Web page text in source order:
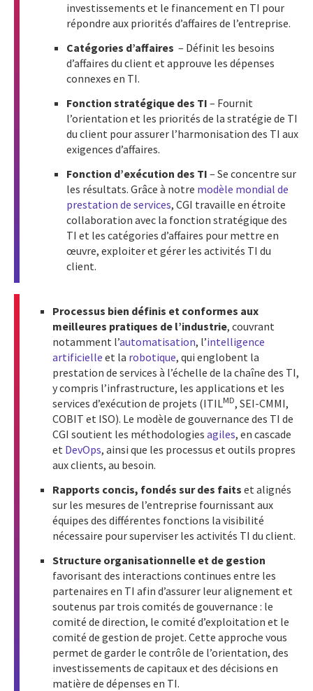
investissements et le financement en TI pour
répondre aux priorités d’affaires de l’entreprise.
Catégories d’affaires – Définit les besoins
d’affaires du client et approuve les dépenses
connexes en TI.
Fonction stratégique des TI – Fournit
l’orientation et les priorités de la stratégie de TI
du client pour assurer l’harmonisation des TI aux
exigences d’affaires.
Fonction d’exécution des TI – Se concentre sur
les résultats. Grâce à notre modèle mondial de
prestation de services, CGI travaille en étroite
collaboration avec la fonction stratégique des
TI et les catégories d’affaires pour mettre en
œuvre, exploiter et gérer les activités TI du
client.
Processus bien définis et conformes aux
meilleures pratiques de l’industrie, couvrant
notamment l’automatisation, l’intelligence
artificielle et la robotique, qui englobent la
prestation de services à l’échelle de la chaîne des TI,
y compris l’infrastructure, les applications et les
services d’exécution de projets (ITILMD, SEI-CMMI,
COBIT et ISO). Le modèle de gouvernance des TI de
CGI soutient les méthodologies agiles, en cascade
et DevOps, ainsi que les processus et outils propres
aux clients, au besoin.
Rapports concis, fondés sur des faits et alignés
sur les mesures de l’entreprise fournissant aux
équipes des différentes fonctions la visibilité
nécessaire pour superviser les activités TI du client.
Structure organisationnelle et de gestion
favorisant des interactions continues entre les
partenaires en TI afin d’assurer leur alignement et
soutenus par trois comités de gouvernance : le
comité de direction, le comité d’exploitation et le
comité de gestion de projet. Cette approche vous
permet de garder le contrôle de l’orientation, des
investissements de capitaux et des décisions en
matière de dépenses en TI.